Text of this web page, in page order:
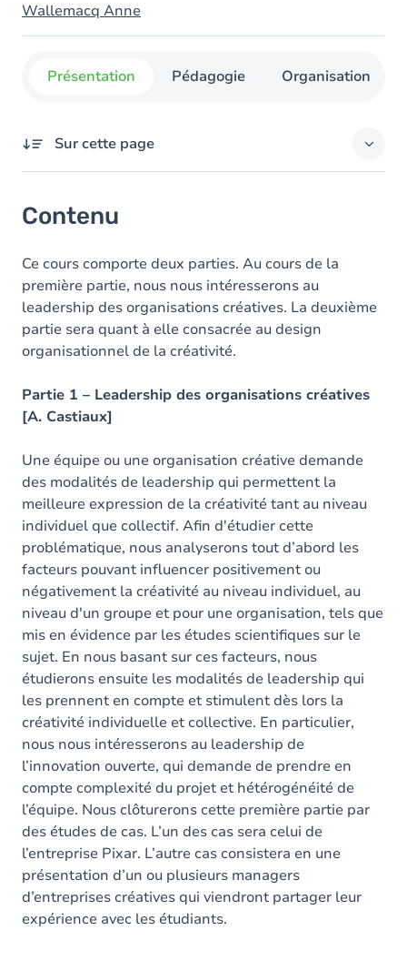
Wallemacq Anne
Présentation Pédagogie Organisation
Sur cette page
Contenu
Ce cours comporte deux parties. Au cours de la
première partie, nous nous intéresserons au
leadership des organisations créatives. La deuxième
partie sera quant à elle consacrée au design
organisationnel de la créativité.
Partie 1 – Leadership des organisations créatives
[A. Castiaux]
Une équipe ou une organisation créative demande
des modalités de leadership qui permettent la
meilleure expression de la créativité tant au niveau
individuel que collectif. Afin d'étudier cette
problématique, nous analyserons tout d’abord les
facteurs pouvant influencer positivement ou
négativement la créativité au niveau individuel, au
niveau d'un groupe et pour une organisation, tels que
mis en évidence par les études scientifiques sur le
sujet. En nous basant sur ces facteurs, nous
étudierons ensuite les modalités de leadership qui
les prennent en compte et stimulent dès lors la
créativité individuelle et collective. En particulier,
nous nous intéresserons au leadership de
l’innovation ouverte, qui demande de prendre en
compte complexité du projet et hétérogénéité de
l’équipe. Nous clôturerons cette première partie par
des études de cas. L’un des cas sera celui de
l’entreprise Pixar. L’autre cas consistera en une
présentation d’un ou plusieurs managers
d’entreprises créatives qui viendront partager leur
expérience avec les étudiants.